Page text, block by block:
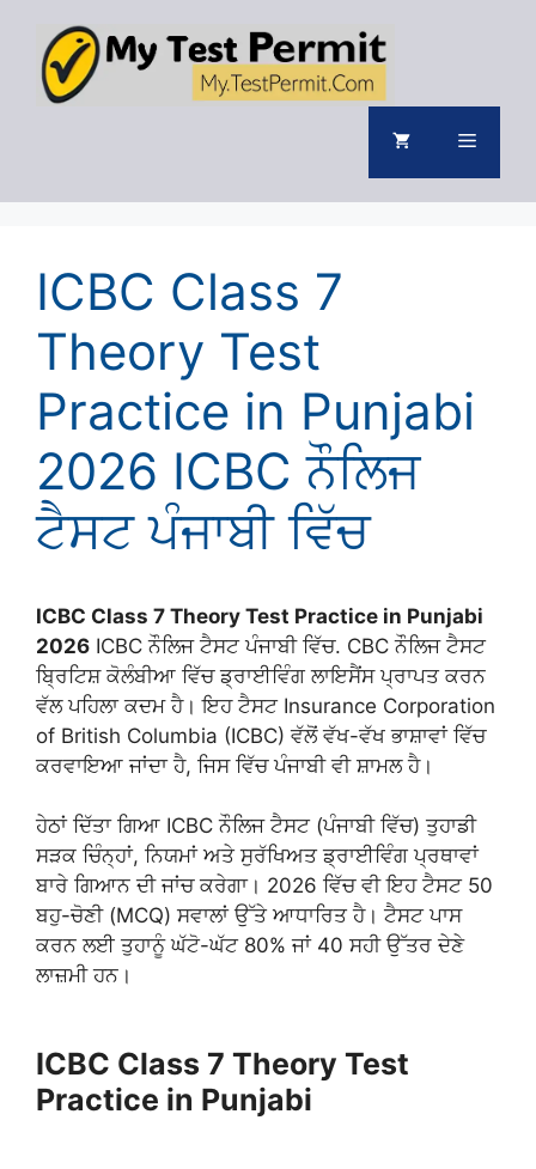
content
Menu
ICBC Class 7
Theory Test
Practice in Punjabi
2026 ICBC ਨੌਲਿਜ
ਟੈਸਟ ਪੰਜਾਬੀ ਵਿੱਚ
ICBC Class 7 Theory Test Practice in Punjabi
2026 ICBC ਨੌਲਿਜ ਟੈਸਟ ਪੰਜਾਬੀ ਵਿੱਚ. CBC ਨੌਲਿਜ ਟੈਸਟ
ਬ੍ਰਿਟਿਸ਼ ਕੋਲੰਬੀਆ ਵਿੱਚ ਡ੍ਰਾਈਵਿੰਗ ਲਾਇਸੈਂਸ ਪ੍ਰਾਪਤ ਕਰਨ
ਵੱਲ ਪਹਿਲਾ ਕਦਮ ਹੈ। ਇਹ ਟੈਸਟ Insurance Corporation
of British Columbia (ICBC) ਵੱਲੋਂ ਵੱਖ-ਵੱਖ ਭਾਸ਼ਾਵਾਂ ਵਿੱਚ
ਕਰਵਾਇਆ ਜਾਂਦਾ ਹੈ, ਜਿਸ ਵਿੱਚ ਪੰਜਾਬੀ ਵੀ ਸ਼ਾਮਲ ਹੈ।
ਹੇਠਾਂ ਦਿੱਤਾ ਗਿਆ ICBC ਨੌਲਿਜ ਟੈਸਟ (ਪੰਜਾਬੀ ਵਿੱਚ) ਤੁਹਾਡੀ
ਸੜਕ ਚਿੰਨ੍ਹਾਂ, ਨਿਯਮਾਂ ਅਤੇ ਸੁਰੱਖਿਅਤ ਡ੍ਰਾਈਵਿੰਗ ਪ੍ਰਥਾਵਾਂ
ਬਾਰੇ ਗਿਆਨ ਦੀ ਜਾਂਚ ਕਰੇਗਾ। 2026 ਵਿੱਚ ਵੀ ਇਹ ਟੈਸਟ 50
ਬਹੁ-ਚੋਣੀ (MCQ) ਸਵਾਲਾਂ ਉੱਤੇ ਆਧਾਰਿਤ ਹੈ। ਟੈਸਟ ਪਾਸ
ਕਰਨ ਲਈ ਤੁਹਾਨੂੰ ਘੱਟੋ-ਘੱਟ 80% ਜਾਂ 40 ਸਹੀ ਉੱਤਰ ਦੇਣੇ
ਲਾਜ਼ਮੀ ਹਨ।
ICBC Class 7 Theory Test
Practice in Punjabi